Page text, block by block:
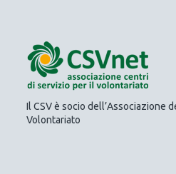
Il CSV è socio dell’Associazione
Volontariato